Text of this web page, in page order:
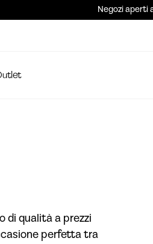
Negozi aperti
di qualità a prezzi
perfetta tra